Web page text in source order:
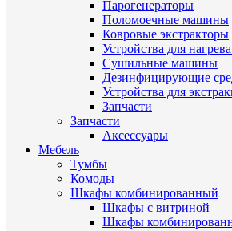
Парогенераторы
Поломоечные машины
Ковровые экстракторы
Устройства для
Сушильные машины
Дезинфицирующие
Устройства для
Запчасти
Запчасти
Аксессуары
Мебель
Тумбы
Комоды
Шкафы комбинированный
Шкафы с витриной
Шкафы